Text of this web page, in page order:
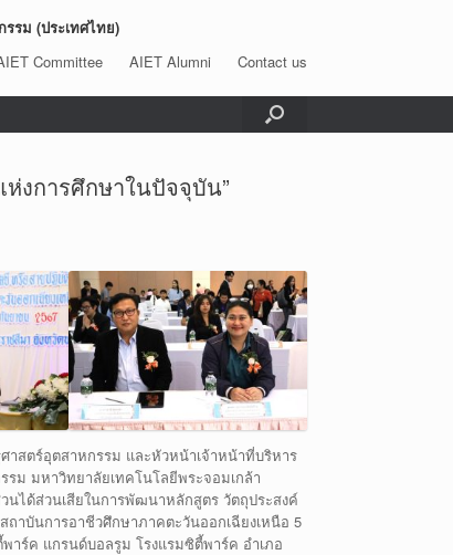
รม (ประเทศไทย)
Committee AIET Alumni Contact us
งการศึกษาในปัจจุบัน”
สตร์อุตสาหกรรม และหัวหน้าเจ้าหน้าที่บริหาร
รม มหาวิทยาลัยเทคโนโลยีพระจอมเกล้า
นได้ส่วนเสียในการพัฒนาหลักสูตร วัตถุประสงค์
าบันการอาชีวศึกษาภาคตะวันออกเฉียงเหนือ 5
าร์ค แกรนด์บอลรูม โรงแรมซิตี้พาร์ค อำเภอ